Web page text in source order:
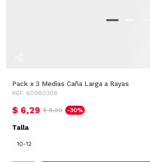
Pack x 3 Medias Caña Larga a Rayas
REF. 60980308
$ 6,29 $ 8,99 -30%
Talla
10-12